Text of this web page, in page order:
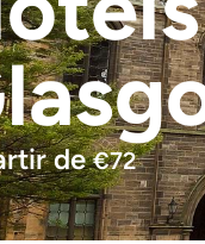
de€72